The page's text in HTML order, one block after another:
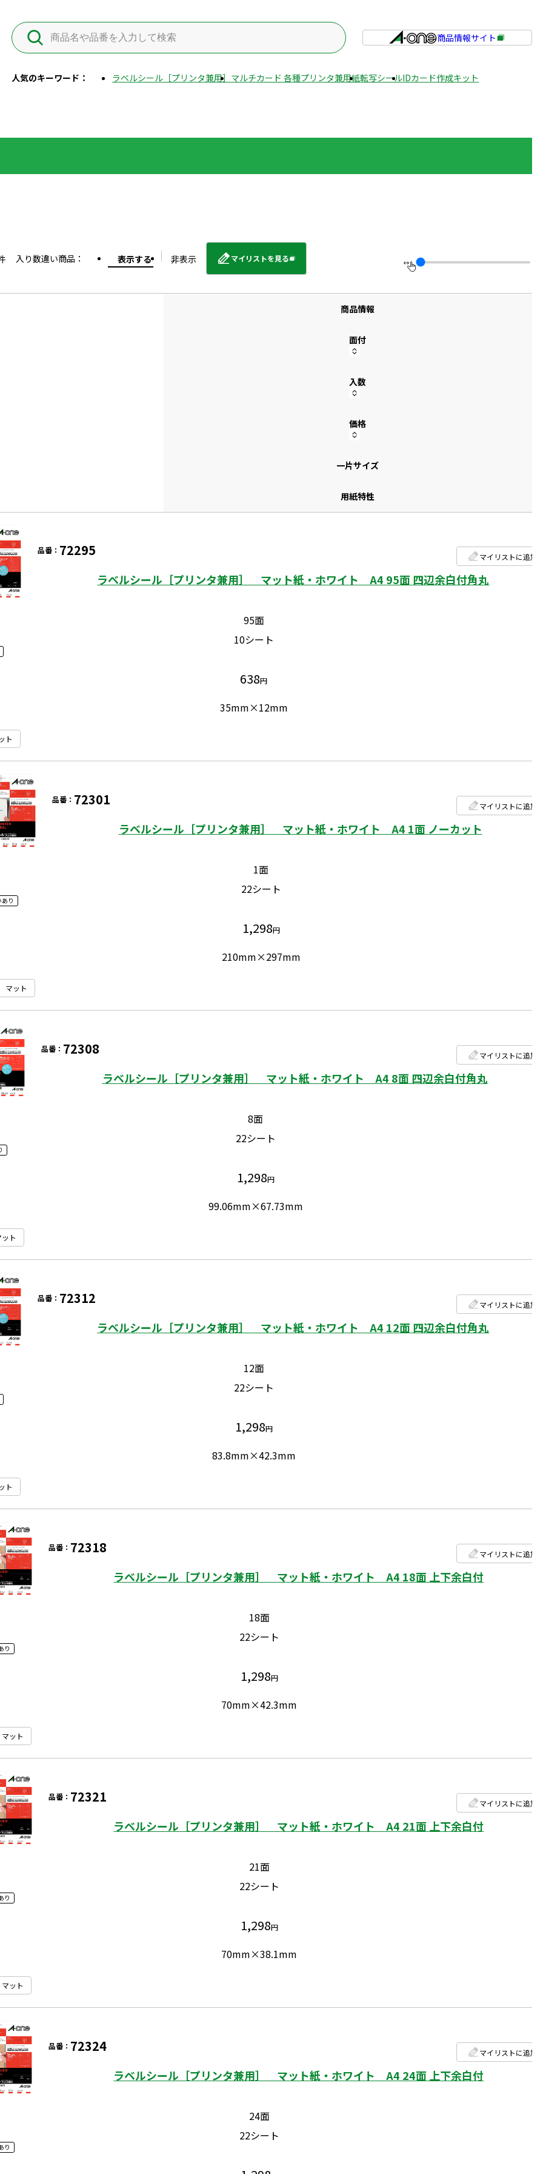
外
サ
ン
ま
商品情報サイト
人気のキーワード： ラベルシール［プリンタ兼用］ マルチカード 各種プリンタ兼用紙転写シールIDカード作成キット
入り数違い商品： 表示する 非表示
外
部
マイリストを見る
商品情報
面付
入数
価格
一片サイズ
用紙特性
品番： 72295
ラベルシール［プリンタ兼用］ マット紙・ホワイト A4 95面 四辺余白付角丸
マイリストに追加
95面
10シート
638円
35mm×12mm
ト
品番： 72301
ラベルシール［プリンタ兼用］ マット紙・ホワイト A4 1面 ノーカット
マイリストに追加
1面
22シート
り
1,298円
210mm×297mm
マット
品番： 72308
ラベルシール［プリンタ兼用］ マット紙・ホワイト A4 8面 四辺余白付角丸
マイリストに追加
8面
22シート
1,298円
99.06mm×67.73mm
ト
品番： 72312
ラベルシール［プリンタ兼用］ マット紙・ホワイト A4 12面 四辺余白付角丸
マイリストに追加
12面
22シート
1,298円
83.8mm×42.3mm
ト
品番： 72318
ラベルシール［プリンタ兼用］ マット紙・ホワイト A4 18面 上下余白付
マイリストに追加
18面
22シート
り
1,298円
70mm×42.3mm
マット
品番： 72321
ラベルシール［プリンタ兼用］ マット紙・ホワイト A4 21面 上下余白付
マイリストに追加
21面
22シート
り
1,298円
70mm×38.1mm
マット
品番： 72324
ラベルシール［プリンタ兼用］ マット紙・ホワイト A4 24面 上下余白付
マイリストに追加
24面
22シート
り